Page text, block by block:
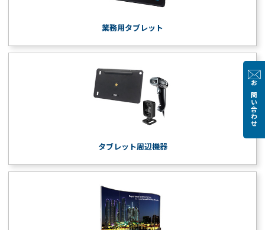
お問い合わせ
業務用タブレット
タブレット周辺機器